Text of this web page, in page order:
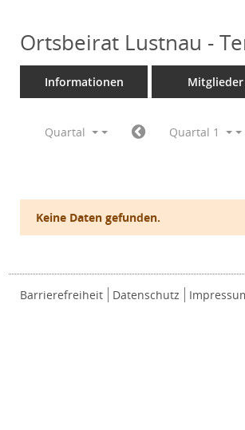
Ortsbeirat Lustnau -
Informationen Mitglieder
Quartal Quartal 1
Keine Daten gefunden.
Barrierefreiheit Datenschutz